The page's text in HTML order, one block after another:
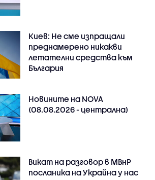
Киев: Не сме изпращали
преднамерено никакви
летателни средства към
България
Новините на NOVA
(08.08.2026 - централна)
Викат на разговор в МВнР
посланика на Украйна у нас